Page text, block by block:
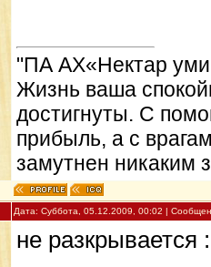
"ПА АХ«Нектар
Жизнь ваша
достигнуты. С
прибыль, а с
замутнен никаким
Дата: Суббота, 05.12.2009, 00:02 |
не разкрывается